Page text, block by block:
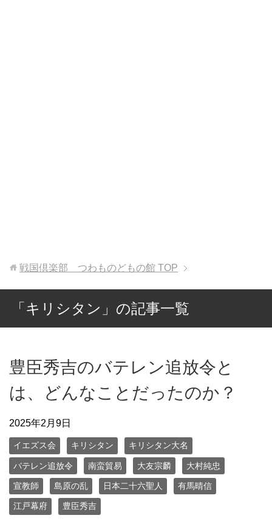
戦国倶楽部 つわものどもの館 TOP
「キリシタン」の記事一覧
豊臣秀吉のバテレン追放令と
は、どんなことだったのか？
2025年2月9日
イエズス会 キリシタン キリシタン大名
バテレン追放令 南蛮貿易 大友宗麟 大村純忠
宣教師 島原の乱 日本二十六聖人 有馬晴信
江戸幕府 豊臣秀吉